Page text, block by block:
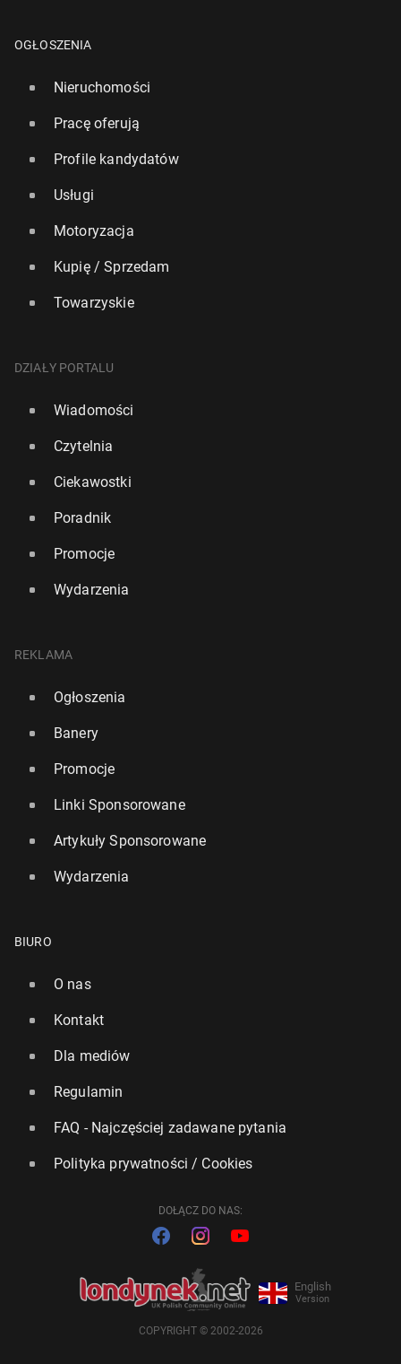
OGŁOSZENIA
Nieruchomości
Pracę oferują
Profile kandydatów
Usługi
Motoryzacja
Kupię / Sprzedam
Towarzyskie
DZIAŁY PORTALU
Wiadomości
Czytelnia
Ciekawostki
Poradnik
Promocje
Wydarzenia
REKLAMA
Ogłoszenia
Banery
Promocje
Linki Sponsorowane
Artykuły Sponsorowane
Wydarzenia
BIURO
O nas
Kontakt
Dla mediów
Regulamin
FAQ - Najczęściej zadawane pytania
Polityka prywatności / Cookies
DOŁĄCZ DO NAS:
English
Version
COPYRIGHT © 2002-2026